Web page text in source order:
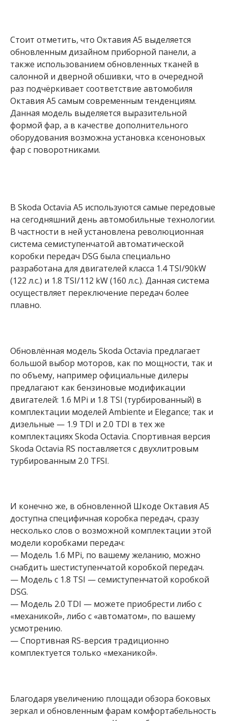
Стоит отметить, что Октавия А5 выделяется
обновленным дизайном приборной панели, а
также использованием обновленных тканей в
салонной и дверной обшивки, что в очередной
раз подчёркивает соответствие автомобиля
Октавия А5 самым современным тенденциям.
Данная модель выделяется выразительной
формой фар, а в качестве дополнительного
оборудования возможна установка ксеноновых
фар с поворотниками.
В Skoda Octavia A5 используются самые передовые
на сегодняшний день автомобильные технологии.
В частности в ней установлена революционная
система семиступенчатой автоматической
коробки передач DSG была специально
разработана для двигателей класса 1.4 TSI/90kW
(122 л.с.) и 1.8 TSI/112 kW (160 л.с.). Данная система
осуществляет переключение передач более
плавно.
Обновлённая модель Skoda Octavia предлагает
большой выбор моторов, как по мощности, так и
по объему, например официальные дилеры
предлагают как бензиновые модификации
двигателей: 1.6 MPi и 1.8 TSI (турбированный) в
комплектации моделей Ambiente и Elegance; так и
дизельные — 1.9 TDI и 2.0 TDI в тех же
комплектациях Skoda Octavia. Спортивная версия
Skoda Octavia RS поставляется с двухлитровым
турбированным 2.0 TFSI.
И конечно же, в обновленной Шкоде Октавия А5
доступна специфичная коробка передач, сразу
несколько слов о возможной комплектации этой
модели коробками передач:
— Модель 1.6 MPi, по вашему желанию, можно
снабдить шестиступенчатой коробкой передач.
— Модель с 1.8 TSI — семиступенчатой коробкой
DSG.
— Модель 2.0 TDI — можете приобрести либо с
«механикой», либо с «автоматом», по вашему
усмотрению.
— Спортивная RS-версия традиционно
комплектуется только «механикой».
Благодаря увеличению площади обзора боковых
зеркал и обновленным фарам комфортабельность